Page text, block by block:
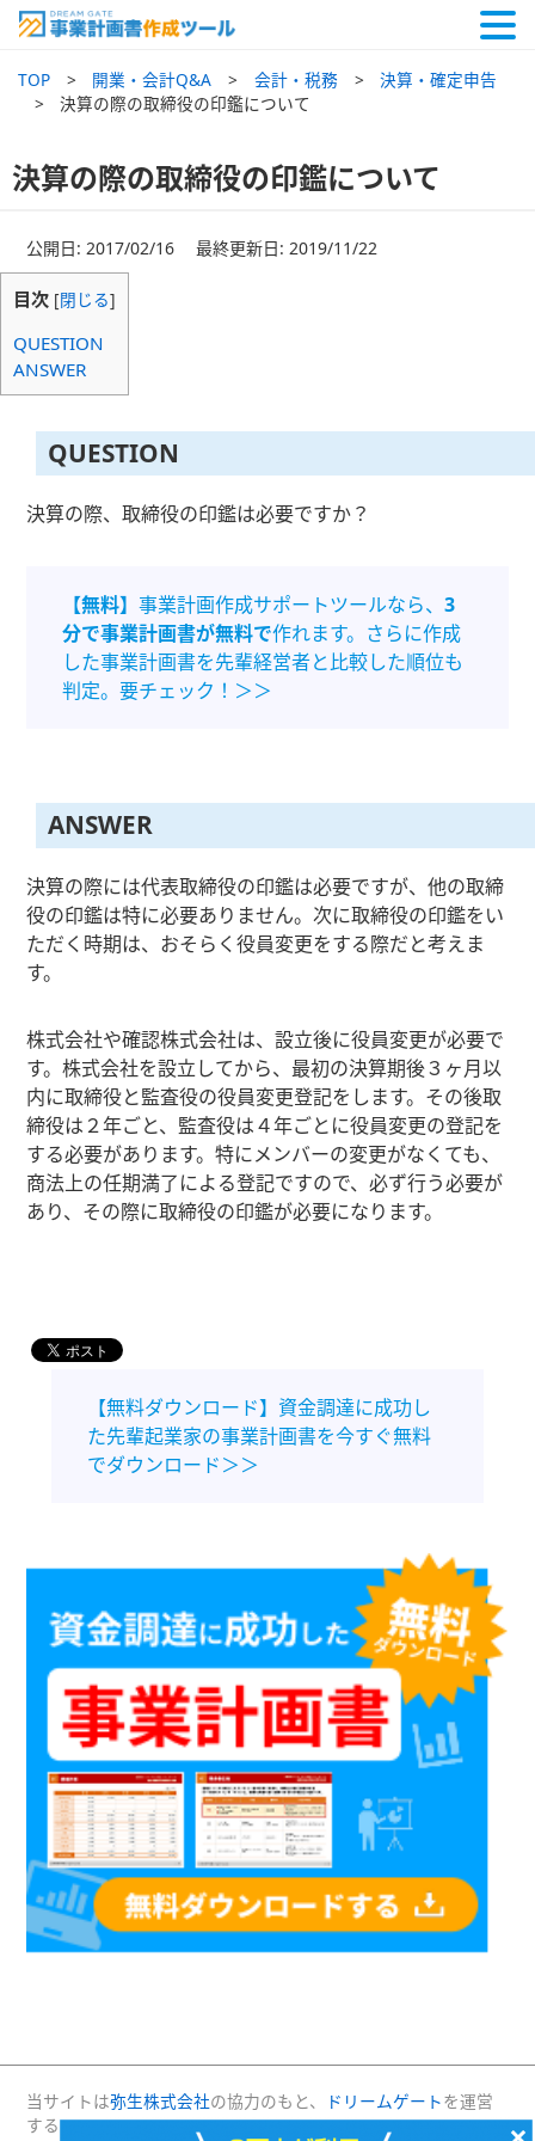
TOP 開業・会計Q&A 会計・税務
決算・確定申告
決算の際の取締役の印鑑について
決算の際の取締役の印鑑について
公開日: 2017/02/16 最終更新日: 2019/11/22
目次 [閉じる]
QUESTION
ANSWER
QUESTION
決算の際、取締役の印鑑は必要ですか？
【無料】事業計画作成サポートツールなら、3
分で事業計画書が無料で作れます。さらに作成
した事業計画書を先輩経営者と比較した順位も
判定。要チェック！＞＞
ANSWER
決算の際には代表取締役の印鑑は必要ですが、他の取締
役の印鑑は特に必要ありません。次に取締役の印鑑をい
ただく時期は、おそらく役員変更をする際だと考えま
す。
株式会社や確認株式会社は、設立後に役員変更が必要で
す。株式会社を設立してから、最初の決算期後３ヶ月以
内に取締役と監査役の役員変更登記をします。その後取
締役は２年ごと、監査役は４年ごとに役員変更の登記を
する必要があります。特にメンバーの変更がなくても、
商法上の任期満了による登記ですので、必ず行う必要が
あり、その際に取締役の印鑑が必要になります。
【無料ダウンロード】資金調達に成功し
た先輩起業家の事業計画書を今すぐ無料
でダウンロード＞＞
当サイトは弥生株式会社の協力のもと、 ドリームゲートを運営
する(株)プロジェクトニッポンが運営・管理しています。